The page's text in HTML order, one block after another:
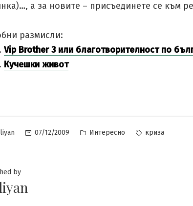
а за новите – присъединете се към
размисли:
Vip Brother 3 или благотворителност по
Кучешки живот
07/12/2009
Posted
Интересно Tags:
криза
by